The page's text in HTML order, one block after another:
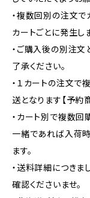
・複数回別の注文
カートごとに発生し
・ご購入後の別注
了承ください。
・１カートの注文
送となります【予約
・カート別で複数
一緒であれば入荷
ます。
・送料詳細につきま
確認くださいませ。